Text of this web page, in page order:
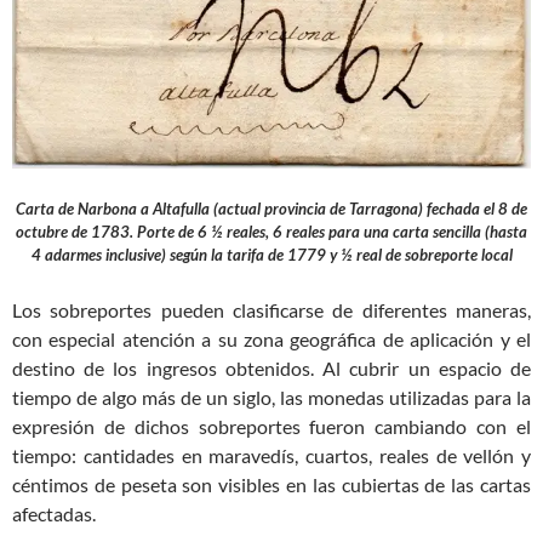
Carta de Narbona a Altafulla (actual provincia de Tarragona) fechada el 8 de
octubre de 1783. Porte de 6 ½ reales, 6 reales para una carta sencilla (hasta
4 adarmes inclusive) según la tarifa de 1779 y ½ real de sobreporte local
Los sobreportes pueden clasificarse de diferentes maneras,
con especial atención a su zona geográfica de aplicación y el
destino de los ingresos obtenidos. Al cubrir un espacio de
tiempo de algo más de un siglo, las monedas utilizadas para la
expresión de dichos sobreportes fueron cambiando con el
tiempo: cantidades en maravedís, cuartos, reales de vellón y
céntimos de peseta son visibles en las cubiertas de las cartas
afectadas.